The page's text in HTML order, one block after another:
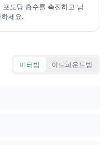
도당 흡수를 촉진하고 남
세요.
미터법 야드파운드법